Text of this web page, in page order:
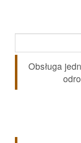
Obsługa